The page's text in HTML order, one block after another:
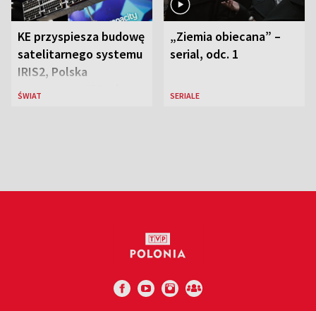
KE przyspiesza budowę
satelitarnego systemu
IRIS2, Polska
przeznaczy 656 mln
ŚWIAT
„Ziemia obiecana” –
serial, odc. 1
SERIALE